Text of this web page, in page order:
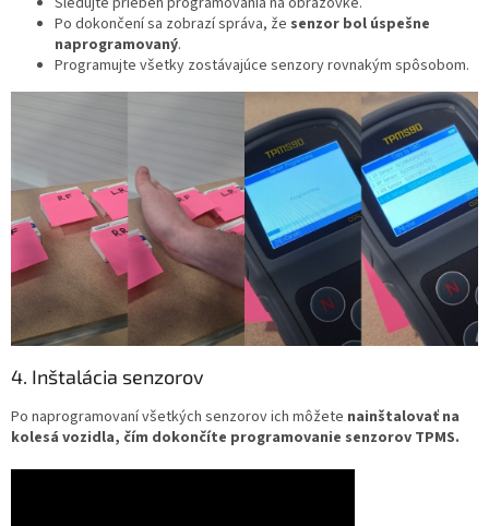
Po dokončení sa zobrazí správa, že senzor bol úspešne
naprogramovaný.
Programujte všetky zostávajúce senzory rovnakým spôsobom.
4. Inštalácia senzorov
Po naprogramovaní všetkých senzorov ich môžete nainštalovať na
kolesá vozidla, čím dokončíte programovanie senzorov TPMS.